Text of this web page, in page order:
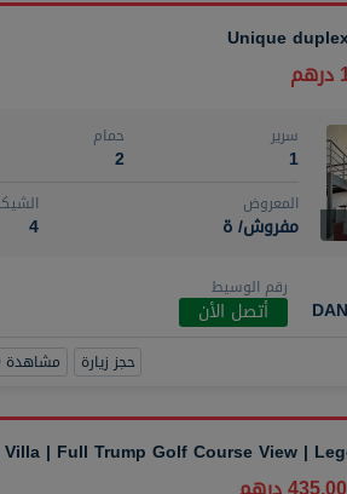
Unique
سرير
1
حمام
2
المعروض
مفروش/ ة 4
رقم الوسيط
أتصل الأن
حجز زيارة مشاهدة 360
| Full Trump Golf Course View |